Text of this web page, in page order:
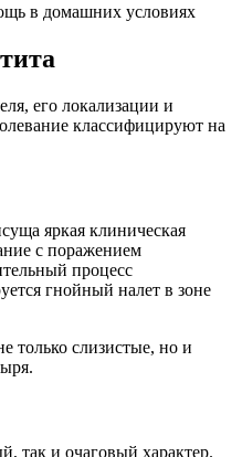
в домашних условиях
его локализации и
классифицируют на
яркая клиническая
с поражением
процесс
гнойный налет в зоне
только слизистые, но и
так и очаговый характер.